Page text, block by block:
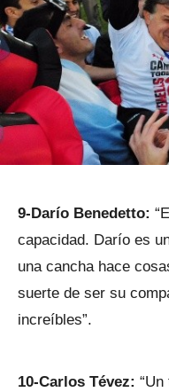
9-Darío Benedetto:
capacidad. Darío es
una cancha hace
suerte de ser su
increíbles”.
10-Carlos Tévez: